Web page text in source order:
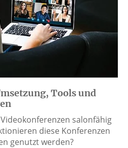
Tools und
salonfähig
diese Konferenzen
genutzt werden?